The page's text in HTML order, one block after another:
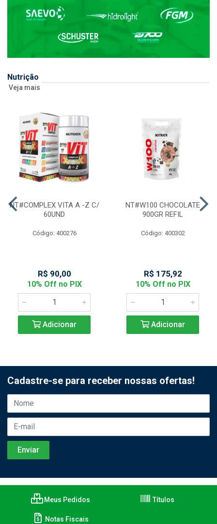
Nutrição
Veja mais
NT#COMPLEX VITA A -Z C/
60UND
Código: 400276
R$ 90,00
10% Off no PIX
Adicionar
NT#W100 CHOCOLATE
900GR REFIL
Código: 400302
R$ 175,92
10% Off no PIX
Adicionar
Cadastre-se para receber nossas ofertas!
Meus Pedidos Títulos
Notas Fiscais